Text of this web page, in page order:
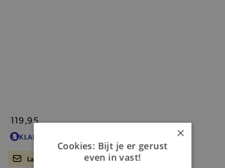
119,95
KLANTENKAARTKORTING
Laat me weten wanneer er terug voorraad is.
×
Cookies: Bijt je er gerust
even in vast!